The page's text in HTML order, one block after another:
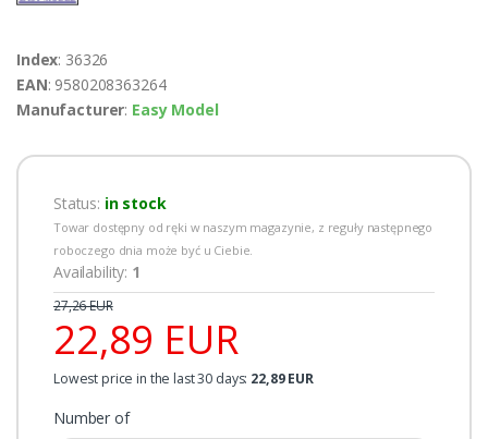
Index: 36326
EAN: 9580208363264
Manufacturer: Easy Model
Status: in stock
Towar dostępny od ręki w naszym magazynie, z reguły następnego
roboczego dnia może być u Ciebie.
Availability: 1
22,89 EUR
27,26 EUR
Lowest price in the last 30 days: 22,89 EUR
Number of